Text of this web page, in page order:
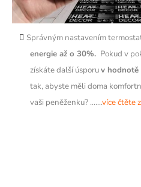
Správným nastavením
energie až o 30%. Pokud v
získáte další úsporuv hodnotě
tak, abyste měli doma
vaši peněženku? .......více čtěte